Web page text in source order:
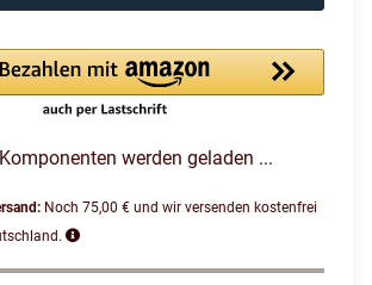
Komponenten werden geladen ...
Noch 75,00 € und wir versenden kostenfrei